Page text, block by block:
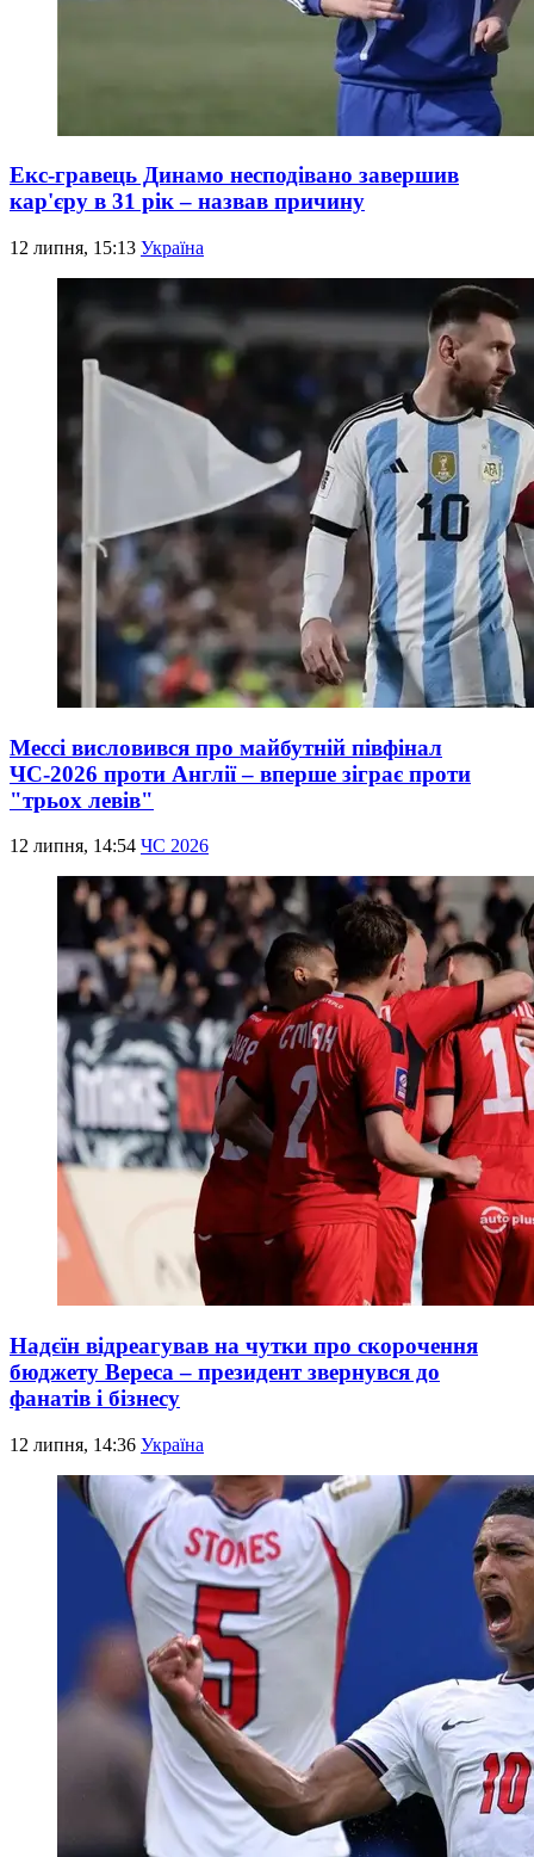
Екс-гравець Динамо несподівано завершив
кар'єру в 31 рік – назвав причину
12 липня, 15:13 Україна
Мессі висловився про майбутній півфінал
ЧС-2026 проти Англії – вперше зіграє проти
"трьох левів"
12 липня, 14:54 ЧС 2026
Надєїн відреагував на чутки про скорочення
бюджету Вереса – президент звернувся до
фанатів і бізнесу
12 липня, 14:36 Україна